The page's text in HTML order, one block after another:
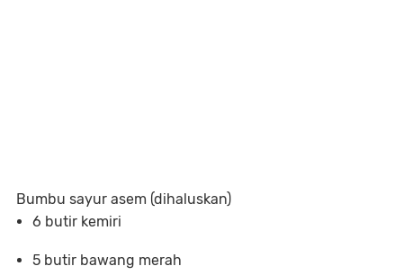
Bumbu sayur asem (dihaluskan)
6 butir kemiri
5 butir bawang merah